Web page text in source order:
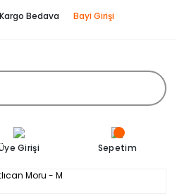
Bedava Bayi Girişi
Girişi Sepetim